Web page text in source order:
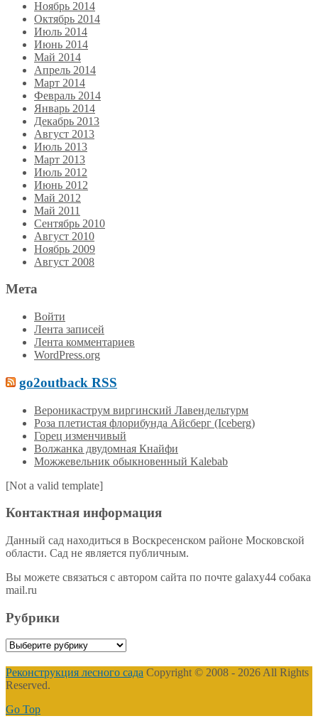
Ноябрь 2014
Октябрь 2014
Июль 2014
Июнь 2014
Май 2014
Апрель 2014
Март 2014
Февраль 2014
Январь 2014
Декабрь 2013
Август 2013
Июль 2013
Март 2013
Июль 2012
Июнь 2012
Май 2012
Май 2011
Сентябрь 2010
Август 2010
Ноябрь 2009
Август 2008
Мета
Войти
Лента записей
Лента комментариев
WordPress.org
go2outback RSS
Вероникаструм виргинский Лавендельтурм
Роза плетистая флорибунда Айсберг (Iceberg)
Горец изменчивый
Волжанка двудомная Кнайфи
Можжевельник обыкновенный Kalebab
[Not a valid template]
Контактная информация
Данный сад находиться в Воскресенском районе Московской
области. Сад не является публичным.
Вы можете связаться с автором сайта по почте galaxy44 собака
mail.ru
Рубрики
Рубрики
Реконструкция лесного сада Copyright © 2008 - 2026 All Rights
Reserved.
Go Top